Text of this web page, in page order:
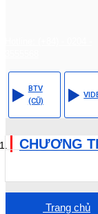
BTV
(CŨ)
CHƯƠNG
Trang chủ